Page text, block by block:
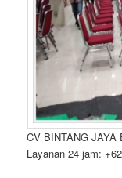
CV BINTANG JAYA
Layanan 24 jam: